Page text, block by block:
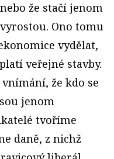
že stačí jenom
Ono tomu
vydělat,
veřejné stavby.
že kdo se
jenom
tvoříme
daně, z nichž